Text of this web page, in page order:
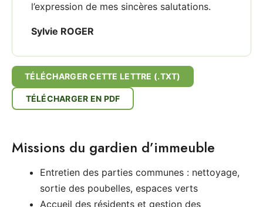
l’expression de mes sincères salutations.
Sylvie ROGER
TÉLÉCHARGER CETTE LETTRE (.TXT)
TÉLÉCHARGER EN PDF
Missions du gardien d’immeuble
Entretien des parties communes : nettoyage,
sortie des poubelles, espaces verts
Accueil des résidents et gestion des